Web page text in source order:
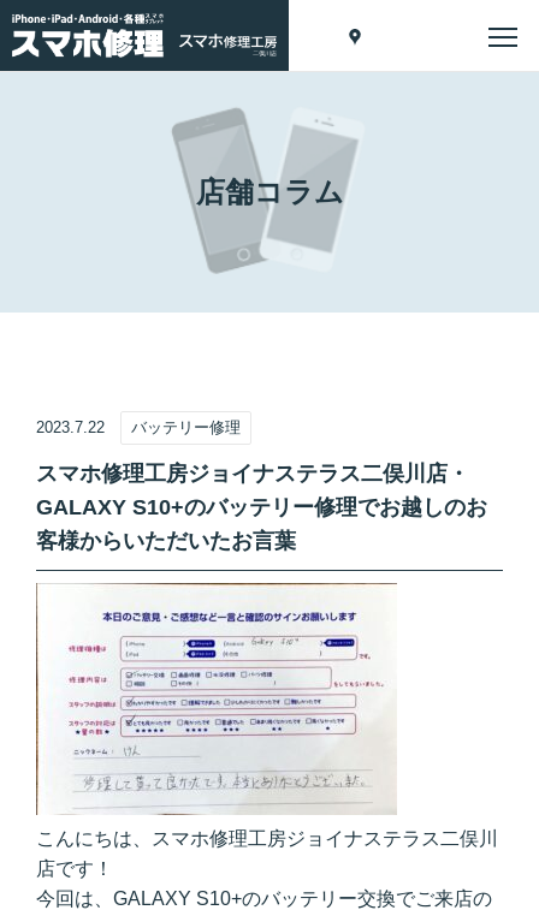
店舗コラム
2023.7.22 バッテリー修理
スマホ修理工房ジョイナステラス二俣川店・
GALAXY S10+のバッテリー修理でお越しのお
客様からいただいたお言葉
こんにちは、スマホ修理工房ジョイナステラス二俣川
店です！
今回は、GALAXY S10+のバッテリー交換でご来店の